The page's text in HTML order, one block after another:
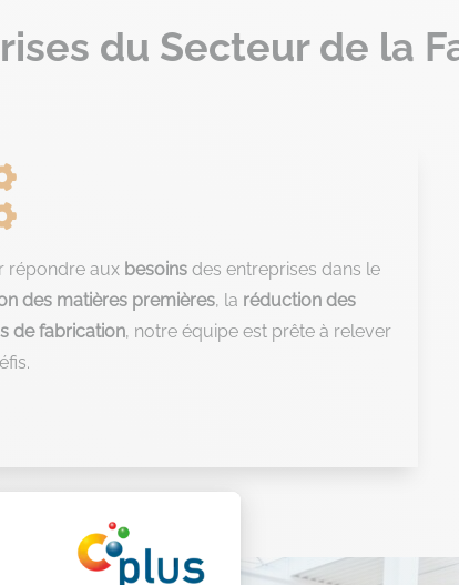
du Secteur de la
répondre aux besoins des entreprises dans le
des matières premières, la réduction des
de fabrication, notre équipe est prête à relever